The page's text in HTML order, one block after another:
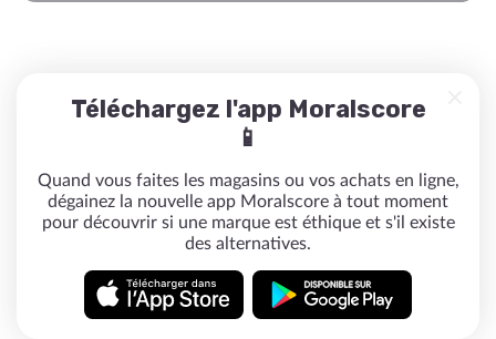
Téléchargez l'app Moralscore
📱
Quand vous faites les magasins ou vos achats en ligne,
dégainez la nouvelle app Moralscore à tout moment
pour découvrir si une marque est éthique et s'il existe
des alternatives.